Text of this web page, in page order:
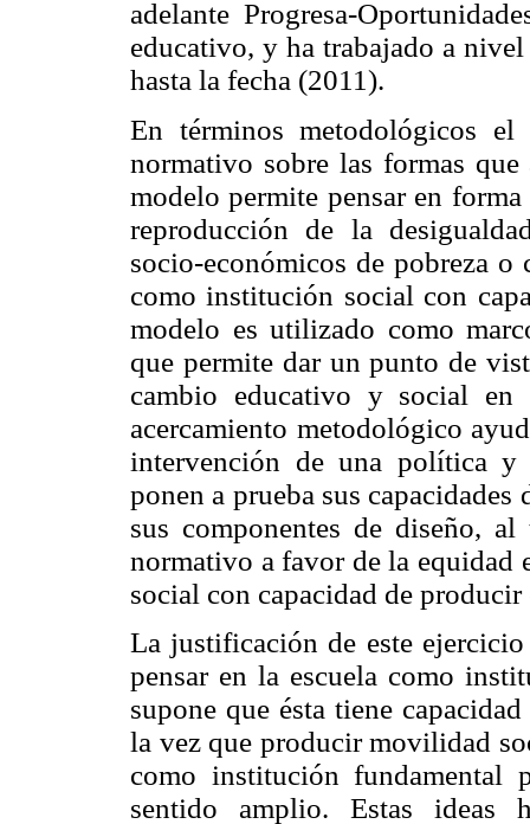
adelante Progresa-
educativo, y ha trabajado a
hasta la fecha (2011).
En términos metodológicos
normativo sobre las formas que
modelo permite pensar en
reproducción de la
socio-económicos de pobreza o
como institución social con
modelo es utilizado como
que permite dar un punto de
cambio educativo y social en
acercamiento metodológico
intervención de una política y
ponen a prueba sus
sus componentes de diseño,
normativo a favor de la equidad
social con capacidad de
La justificación de este
pensar en la escuela como
supone que ésta tiene
la vez que producir movilidad
como institución fundamental
sentido amplio. Estas ideas